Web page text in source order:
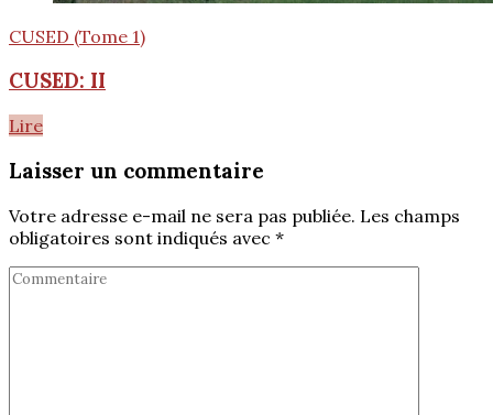
CUSED (Tome 1)
CUSED: II
Lire
Laisser un commentaire
Votre adresse e-mail ne sera pas publiée. Les champs
obligatoires sont indiqués avec *